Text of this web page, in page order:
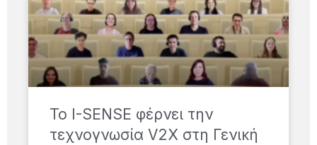
Το I-SENSE φέρνει την
τεχνογνωσία V2X στη Γενική